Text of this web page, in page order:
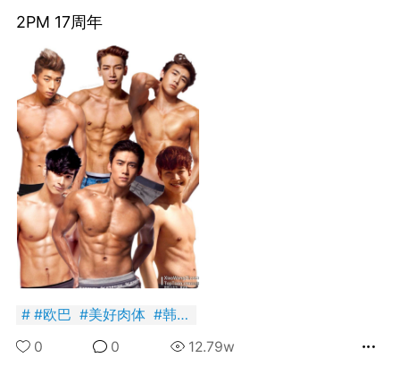
连接创作者与粉丝的会员制平台
のVIP赞助 主用于小王子出版社国创漫画发
动物呼吁保护联盟Panda.FM官网使用
感谢支持
2PM 17周年
#欧巴 #美好肉体 #韩国
0
0 12.79w